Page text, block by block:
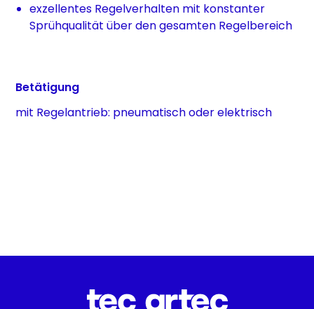
exzellentes Regelverhalten mit konstanter
Sprühqualität über den gesamten Regelbereich
Betätigung
mit Regelantrieb: pneumatisch oder elektrisch